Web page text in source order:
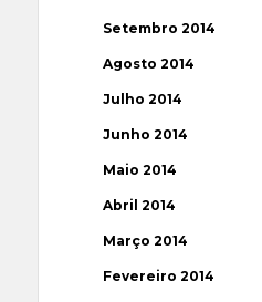
Setembro 2014
Agosto 2014
Julho 2014
Junho 2014
Maio 2014
Abril 2014
Março 2014
Fevereiro 2014